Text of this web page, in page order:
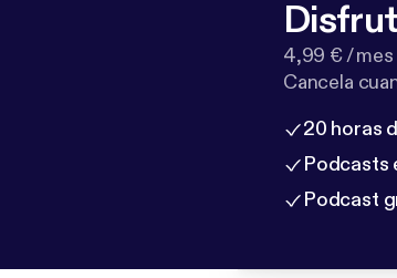
4,99 € / mes
Cancela
20 horas
Podcasts
Podcast